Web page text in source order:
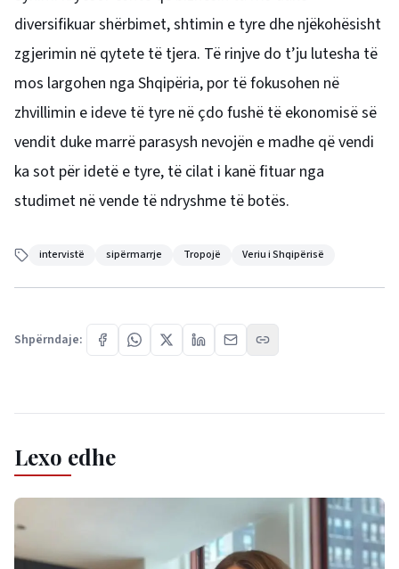
diversifikuar shërbimet, shtimin e tyre dhe njëkohësisht
zgjerimin në qytete të tjera. Të rinjve do t’ju lutesha të
mos largohen nga Shqipëria, por të fokusohen në
zhvillimin e ideve të tyre në çdo fushë të ekonomisë së
vendit duke marrë parasysh nevojën e madhe që vendi
ka sot për idetë e tyre, të cilat i kanë fituar nga
studimet në vende të ndryshme të botës.
intervistë sipërmarrje Tropojë Veriu i Shqipërisë
Shpërndaje:
Lexo edhe